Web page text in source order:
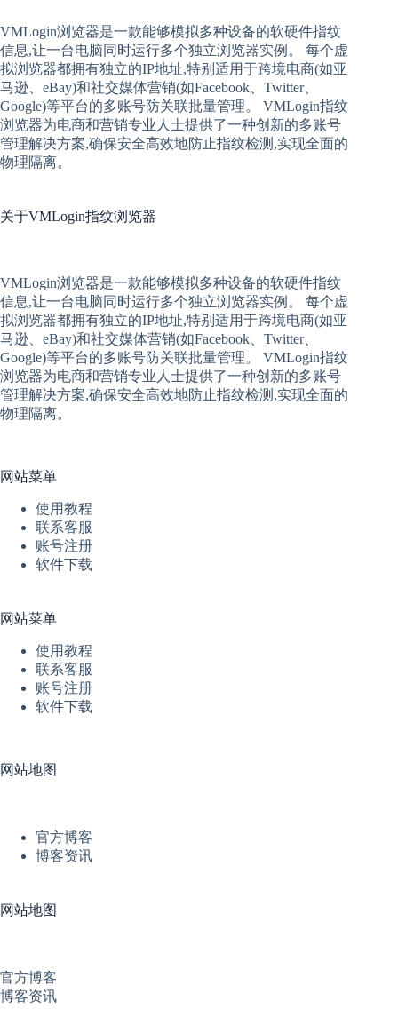
VMLogin浏览器是一款能够模拟多种设备的软硬件指纹
信息,让一台电脑同时运行多个独立浏览器实例。 每个虚
拟浏览器都拥有独立的IP地址,特别适用于跨境电商(如亚
马逊、eBay)和社交媒体营销(如Facebook、Twitter、
Google)等平台的多账号防关联批量管理。 VMLogin指纹
浏览器为电商和营销专业人士提供了一种创新的多账号
管理解决方案,确保安全高效地防止指纹检测,实现全面的
物理隔离。
关于VMLogin指纹浏览器
VMLogin浏览器是一款能够模拟多种设备的软硬件指纹
信息,让一台电脑同时运行多个独立浏览器实例。 每个虚
拟浏览器都拥有独立的IP地址,特别适用于跨境电商(如亚
马逊、eBay)和社交媒体营销(如Facebook、Twitter、
Google)等平台的多账号防关联批量管理。 VMLogin指纹
浏览器为电商和营销专业人士提供了一种创新的多账号
管理解决方案,确保安全高效地防止指纹检测,实现全面的
物理隔离。
网站菜单
使用教程
联系客服
账号注册
软件下载
网站菜单
使用教程
联系客服
账号注册
软件下载
网站地图
官方博客
博客资讯
网站地图
官方博客
博客资讯